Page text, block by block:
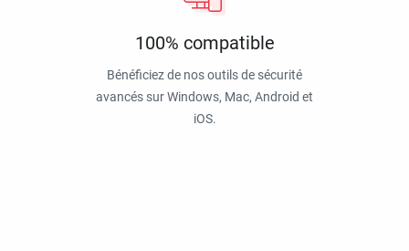
100% compatible
Bénéficiez de nos outils de sécurité
avancés sur Windows, Mac, Android et
iOS.